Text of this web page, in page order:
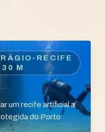
RECIFE
M
um recife artificial a
do Porto